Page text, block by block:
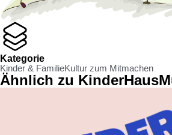
Kategorie
Kinder & FamilieKultur zum Mitmachen
Ähnlich zu